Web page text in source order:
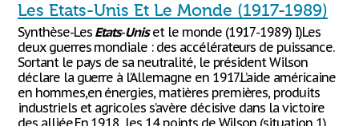
Les Etats-Unis Et Le Monde (1917-1989)
Synthèse-Les Etats-Uniset le monde (1917-1989) I)Les
deux guerres mondiale : des accélérateurs de puissance.
Sortant le pays de sa neutralité, le président Wilson
déclare la guerre à l’Allemagne en 1917.L’aide américaine
en hommes,en énergies, matières premières, produits
industriels et agricoles s’avère décisive dans la victoire
des alliée.En 1918, les 14 points de Wilson (situation 1)